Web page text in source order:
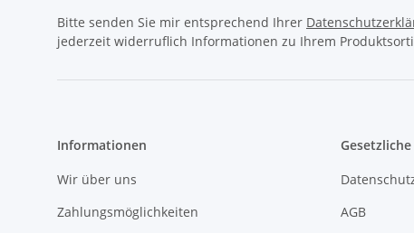
Bitte senden Sie mir entsprechend Ihrer
jederzeit widerruflich Informationen zu Ihrem
Informationen
Wir über uns
Zahlungsmöglichkeiten
AGB